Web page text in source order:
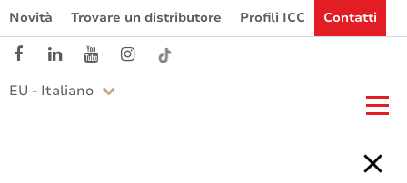
Novità Trovare un distributore Profili ICC Contatti
EU - Italiano